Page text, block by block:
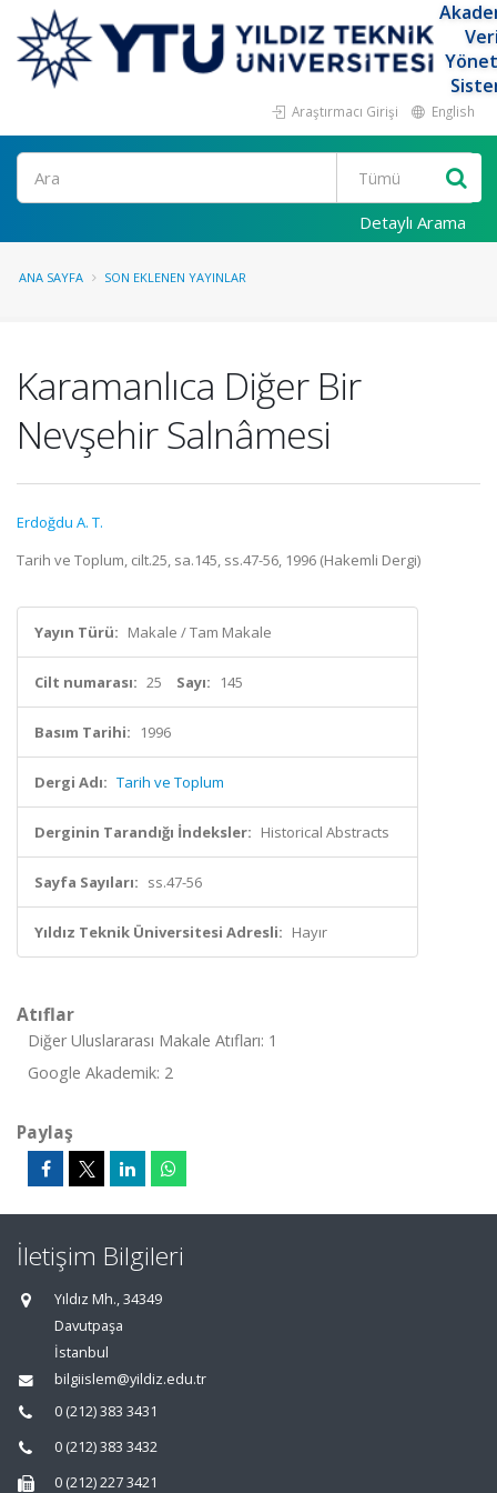
Araştırmacı Girişi English
Ara
Detaylı Arama
ANA SAYFA SON EKLENEN YAYINLAR
Karamanlıca Diğer Bir
Nevşehir Salnâmesi
Erdoğdu A. T.
Tarih ve Toplum, cilt.25, sa.145, ss.47-56, 1996 (Hakemli Dergi)
Yayın Türü: Makale / Tam Makale
Cilt numarası: 25 Sayı: 145
Basım Tarihi: 1996
Dergi Adı: Tarih ve Toplum
Derginin Tarandığı İndeksler: Historical Abstracts
Sayfa Sayıları: ss.47-56
Yıldız Teknik Üniversitesi Adresli: Hayır
Atıflar
Diğer Uluslararası Makale Atıfları: 1
Google Akademik: 2
Paylaş
İletişim Bilgileri
Yıldız Mh., 34349
Davutpaşa
İstanbul
bilgiislem@yildiz.edu.tr
0 (212) 383 3431
0 (212) 383 3432
0 (212) 227 3421